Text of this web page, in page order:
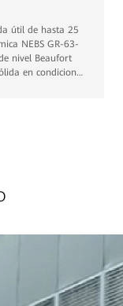
útil de hasta 25
NEBS GR-63-
nivel Beaufort
en condiciones